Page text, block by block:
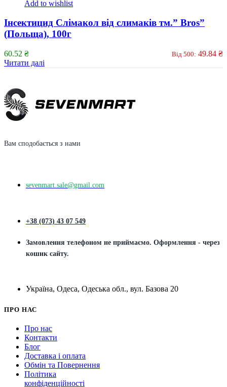
Add to wishlist
Інсектицид Слімакол від слимаків тм.” Bros”
(Польща), 100г
60.52 ₴ Від 500: 49.84 ₴
Читати далі
Вам сподобається з нами
sevenmart.sale@gmail.com
+38 (073) 43 07 549
Замовлення телефоном не приймаємо. Оформлення - через
кошик сайту.
Україна, Одеса, Одеська обл., вул. Базова 20
ПРО НАС
Про нас
Контакти
Блог
Доставка і оплата
Обмін та Повернення
Політика
конфіденційності